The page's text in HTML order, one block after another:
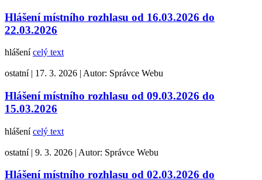
Hlášení místního rozhlasu od 16.03.2026 do
22.03.2026
hlášenícelý text
ostatní | 17. 3. 2026 | Autor: Správce Webu
Hlášení místního rozhlasu od 09.03.2026 do
15.03.2026
hlášenícelý text
ostatní | 9. 3. 2026 | Autor: Správce Webu
Hlášení místního rozhlasu od 02.03.2026 do